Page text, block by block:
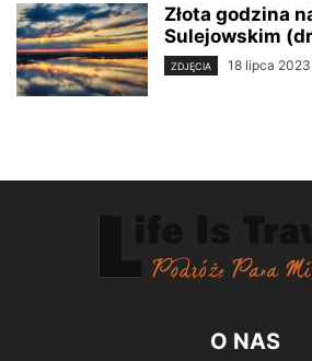
Złota godzina
Sulejowskim
ZDJĘCIA 18 lipca 2023
O NAS